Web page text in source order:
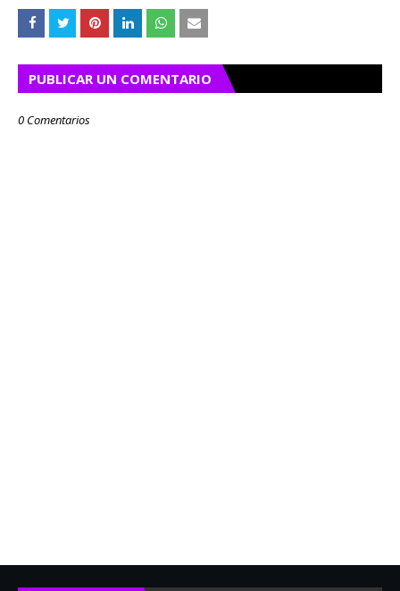
PUBLICAR UN COMENTARIO
0 Comentarios